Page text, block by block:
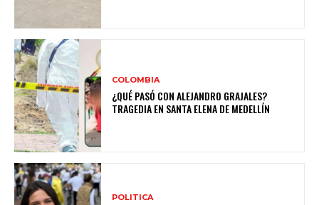
COLOMBIA
¿QUÉ PASÓ CON ALEJANDRO GRAJALES?
TRAGEDIA EN SANTA ELENA DE MEDELLÍN
POLITICA